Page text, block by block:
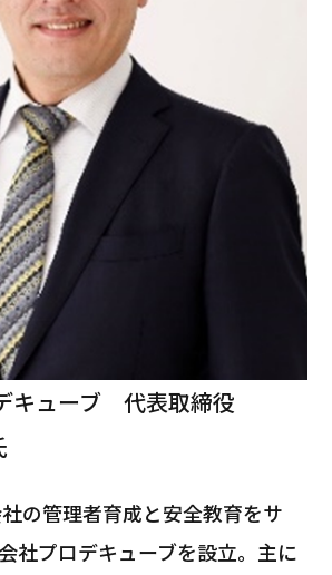
キューブ 代表取締役
の管理者育成と安全教育をサ
社プロデキューブを設立。主に